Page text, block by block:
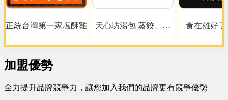
正統台灣第一家塩酥雞
天心坊湯包 蒸餃、鍋
圓
食在雄好
加盟優勢
全力提升品牌競爭力，讓您加入我們的品牌更有競爭優勢